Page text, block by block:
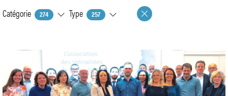
Catégorie 274 Type 257